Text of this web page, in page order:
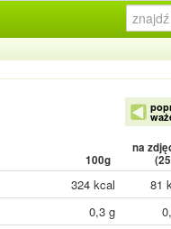
100g
na
(25
324 kcal
81
0,3 g